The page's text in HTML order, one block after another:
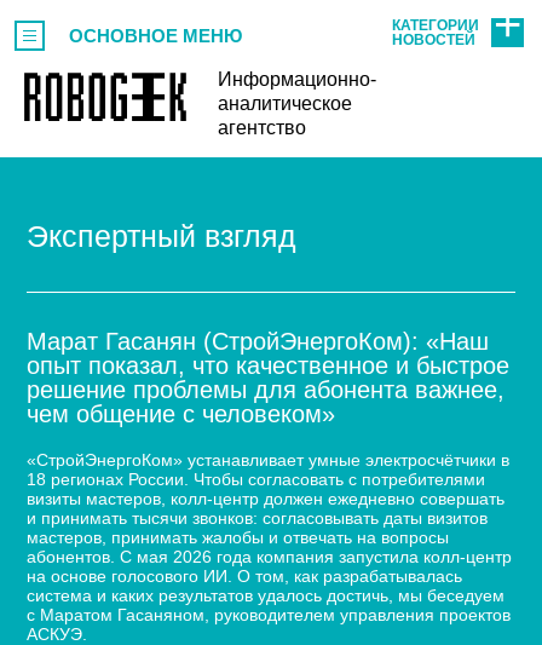
Информационно-
аналитическое
агентство
ОСНОВНОЕ МЕНЮ
КАТЕГОРИИ
НОВОСТЕЙ
Экспертный взгляд
Марат Гасанян (СтройЭнергоКом): «Наш
опыт показал, что качественное и быстрое
решение проблемы для абонента важнее,
чем общение с человеком»
«СтройЭнергоКом» устанавливает умные электросчётчики в
18 регионах России. Чтобы согласовать с потребителями
визиты мастеров, колл-центр должен ежедневно совершать
и принимать тысячи звонков: согласовывать даты визитов
мастеров, принимать жалобы и отвечать на вопросы
абонентов. С мая 2026 года компания запустила колл-центр
на основе голосового ИИ. О том, как разрабатывалась
система и каких результатов удалось достичь, мы беседуем
с Маратом Гасаняном, руководителем управления проектов
АСКУЭ.